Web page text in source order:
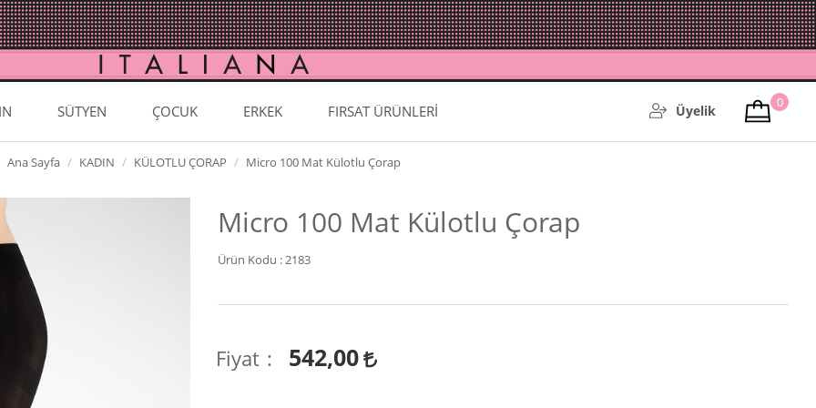
SÜTYEN ÇOCUK ERKEK FIRSAT ÜRÜNLERİ Üyelik 0
Ana Sayfa KADIN KÜLOTLU ÇORAP Micro 100 Mat Külotlu Çorap
Micro 100 Mat Külotlu Çorap
Ürün Kodu :2183
Fiyat 542,00